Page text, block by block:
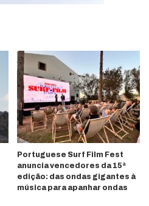
Portuguese Surf Film Fest
anuncia vencedores da 15ª
edição: das ondas gigantes à
música para apanhar ondas